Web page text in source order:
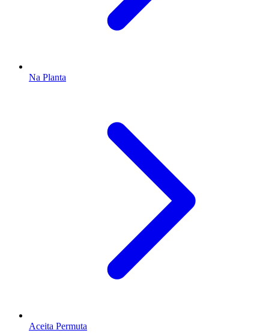
Na Planta
Aceita Permuta